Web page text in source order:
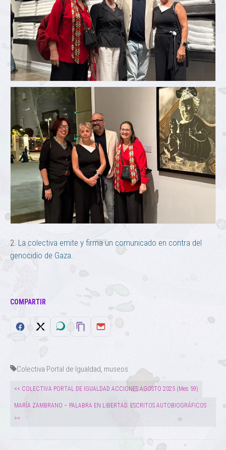
2. La colectiva emite y firma un comunicado en contra del
genocidio de Gaza.
COMPARTIR
Colectiva Portal de Igualdad, museos
<< COLECTIVA PORTAL DE IGUALDAD ACCIONES AGOSTO 2025 (Mes 59)
MARÍA ZAMBRANO – PALABRA EN LIBERTAD. ESCRITOS AUTOBIOGRÁFICOS
>>